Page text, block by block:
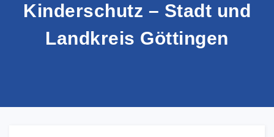
Kinderschutz – Stadt und
Landkreis Göttingen